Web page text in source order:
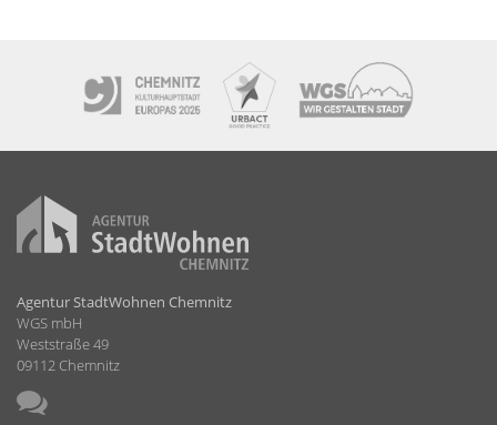
Agentur StadtWohnen Chemnitz
WGS mbH
Weststraße 49
09112 Chemnitz